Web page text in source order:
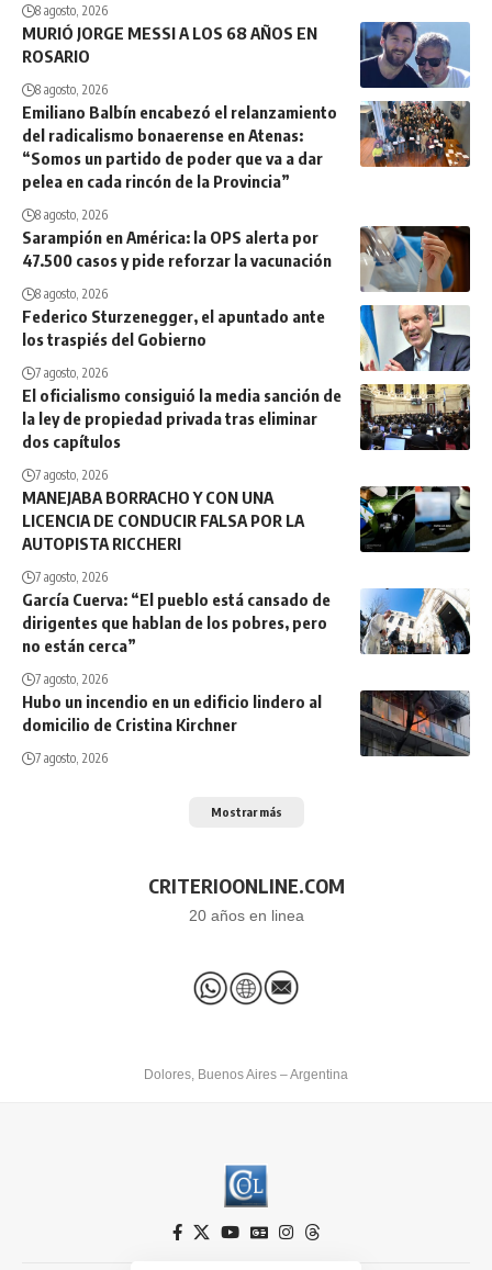
8 agosto, 2026
MURIÓ JORGE MESSI A LOS 68 AÑOS EN
ROSARIO
8 agosto, 2026
Emiliano Balbín encabezó el relanzamiento
del radicalismo bonaerense en Atenas:
“Somos un partido de poder que va a dar
pelea en cada rincón de la Provincia”
8 agosto, 2026
Sarampión en América: la OPS alerta por
47.500 casos y pide reforzar la vacunación
8 agosto, 2026
Federico Sturzenegger, el apuntado ante
los traspiés del Gobierno
7 agosto, 2026
El oficialismo consiguió la media sanción de
la ley de propiedad privada tras eliminar
dos capítulos
7 agosto, 2026
MANEJABA BORRACHO Y CON UNA
LICENCIA DE CONDUCIR FALSA POR LA
AUTOPISTA RICCHERI
7 agosto, 2026
García Cuerva: “El pueblo está cansado de
dirigentes que hablan de los pobres, pero
no están cerca”
7 agosto, 2026
Hubo un incendio en un edificio lindero al
domicilio de Cristina Kirchner
7 agosto, 2026
Mostrar más
CRITERIOONLINE.COM
20 años en linea
Dolores, Buenos Aires – Argentina